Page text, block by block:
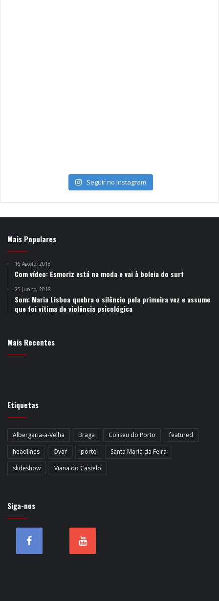
Seguir no Instagram
Mais Populares
16 Agosto, 2018
Com vídeo: Esmoriz está na moda e vai à boleia do surf
25 Junho, 2018
Som: Maria Lisboa quebra o silêncio pela primeira vez e assume
que foi vítima de violência psicológica
Mais Recentes
Etiquetas
Albergaria-a-Velha Braga Coliseu do Porto
featured
headlines
Ovar porto
Santa Maria da Feira
slideshow
Viana do Castelo
Siga-nos